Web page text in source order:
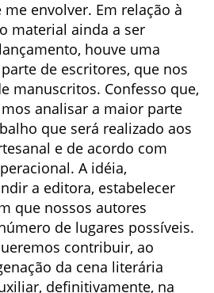
envolver. Em relação à
material ainda a ser
houve uma
de escritores, que nos
manuscritos. Confesso que,
analisar a maior parte
que será realizado aos
e de acordo com
A idéia,
a editora, estabelecer
que nossos autores
de lugares possíveis.
contribuir, ao
da cena literária
definitivamente, na